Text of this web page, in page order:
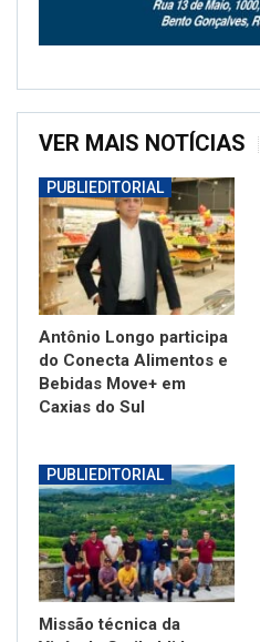
VER MAIS NOTÍCIAS
PUBLIEDITORIAL
Antônio Longo participa
do Conecta Alimentos e
Bebidas Move+ em
Caxias do Sul
PUBLIEDITORIAL
Missão técnica da